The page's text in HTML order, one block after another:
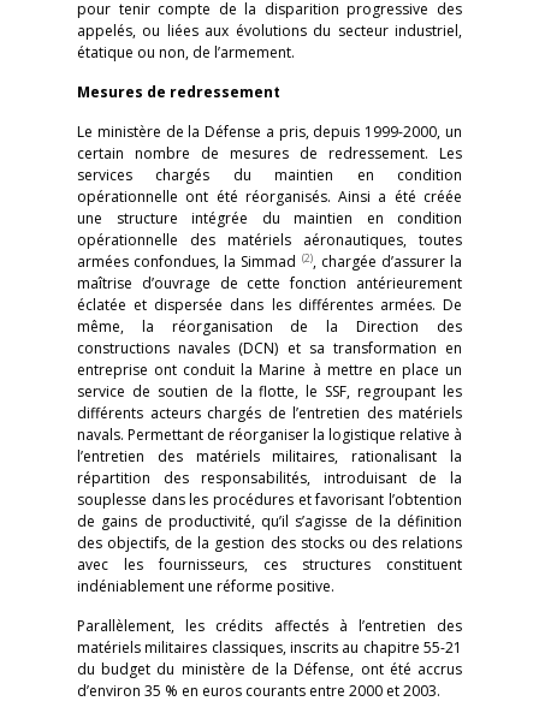
pour tenir compte de la disparition progressive des
appelés, ou liées aux évolutions du secteur industriel,
étatique ou non, de l’armement.
Mesures de redressement
Le ministère de la Défense a pris, depuis 1999-2000, un
certain nombre de mesures de redressement. Les
services chargés du maintien en condition
opérationnelle ont été réorganisés. Ainsi a été créée
une structure intégrée du maintien en condition
opérationnelle des matériels aéronautiques, toutes
armées confondues, la Simmad (2), chargée d’assurer la
maîtrise d’ouvrage de cette fonction antérieurement
éclatée et dispersée dans les différentes armées. De
même, la réorganisation de la Direction des
constructions navales (DCN) et sa transformation en
entreprise ont conduit la Marine à mettre en place un
service de soutien de la flotte, le SSF, regroupant les
différents acteurs chargés de l’entretien des matériels
navals. Permettant de réorganiser la logistique relative à
l’entretien des matériels militaires, rationalisant la
répartition des responsabilités, introduisant de la
souplesse dans les procédures et favorisant l’obtention
de gains de productivité, qu’il s’agisse de la définition
des objectifs, de la gestion des stocks ou des relations
avec les fournisseurs, ces structures constituent
indéniablement une réforme positive.
Parallèlement, les crédits affectés à l’entretien des
matériels militaires classiques, inscrits au chapitre 55-21
du budget du ministère de la Défense, ont été accrus
d’environ 35 % en euros courants entre 2000 et 2003.